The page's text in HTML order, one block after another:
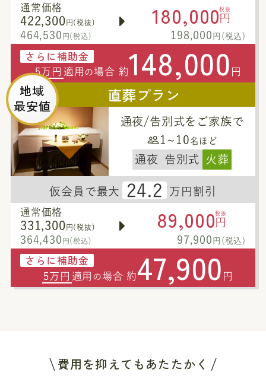
通常価格
422,300 円(税抜)
464,530 円(税込)
180,000税抜
円
198,000 円(税込)
さらに補助金
5万円 適用 の 場合 約148,000 円
地域
最安値
直葬プラン
通夜/告別式をご家族で
1~10 名ほど
通夜 告別式 火葬
仮会員で最大 24.2 万円割引
通常価格
331,300 円(税抜)
364,430 円(税込)
89,000税抜
円
97,900 円(税込)
さらに補助金
5万円 適用 の 場合 約47,900 円
費用を抑えてもあたたかく